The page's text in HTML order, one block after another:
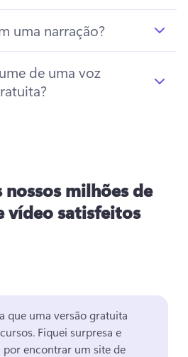
uma narração?
de uma voz
nossos milhões de
vídeo satisfeitos
que uma versão gratuita
Fiquei surpresa e
por encontrar um site de